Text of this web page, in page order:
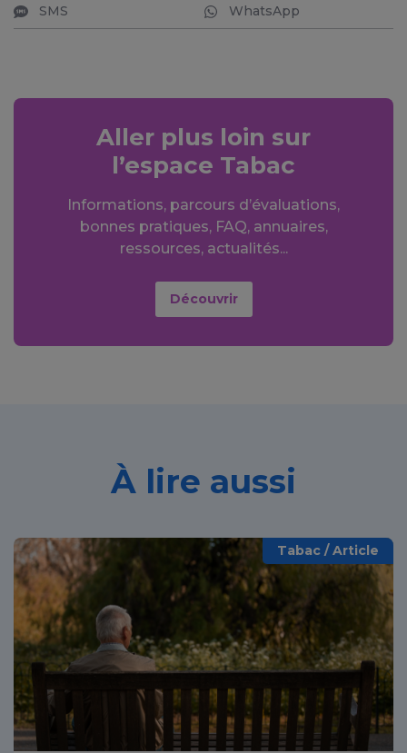
SMS WhatsApp
Aller plus loin sur
l’espace Tabac
Informations, parcours d’évaluations,
bonnes pratiques, FAQ, annuaires,
ressources, actualités...
Découvrir
À lire aussi
Tabac / Article